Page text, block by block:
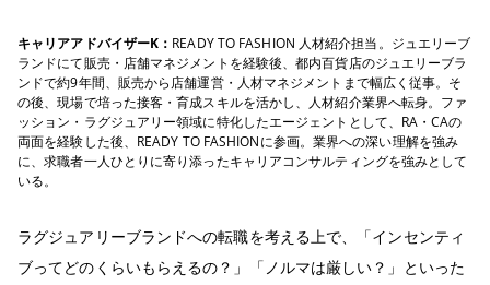
キャリアアドバイザーK： READY TO FASHION 人材紹介担当。ジュエリーブ
ランドにて販売・店舗マネジメントを経験後、都内百貨店のジュエリーブラ
ンドで約9年間、販売から店舗運営・人材マネジメントまで幅広く従事。そ
の後、現場で培った接客・育成スキルを活かし、人材紹介業界へ転身。ファ
ッション・ラグジュアリー領域に特化したエージェントとして、RA・CAの
両面を経験した後、READY TO FASHIONに参画。業界への深い理解を強み
に、求職者一人ひとりに寄り添ったキャリアコンサルティングを強みとして
いる。
ラグジュアリーブランドへの転職を考える上で、「インセンティ
ブってどのくらいもらえるの？」「ノルマは厳しい？」といった